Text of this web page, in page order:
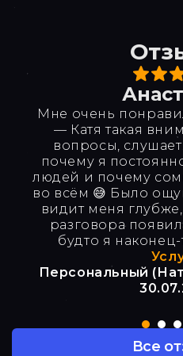
Мне очень
— Катя такая
вопросы,
почему я
людей и почему
во всём 😅 Было
видит меня
разговора
будто я
Персональный
Все